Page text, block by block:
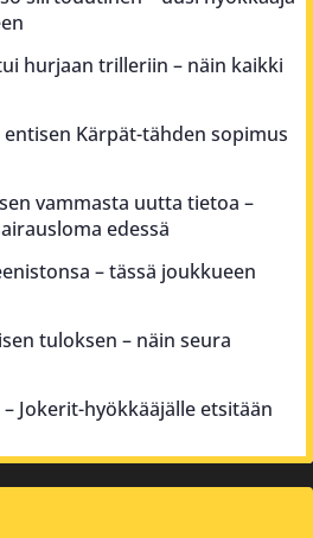
hurjaan trilleriin – näin kaikki
entisen Kärpät-tähden sopimus
vammasta uutta tietoa –
edessä
– tässä joukkueen
tuloksen – näin seura
Jokerit-hyökkääjälle etsitään